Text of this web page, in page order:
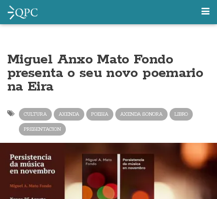
Miguel Anxo Mato Fondo
presenta o seu novo poemario
na Eira
CULTURA AXENDA POESIA AXENDA SONORA LIBRO
PRESENTACION